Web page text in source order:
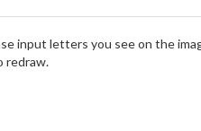
input letters you see on the
redraw.